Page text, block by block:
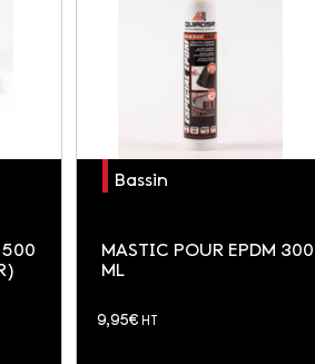
500
Bassin
MASTIC POUR EPDM 300
ML
9,95€ HT